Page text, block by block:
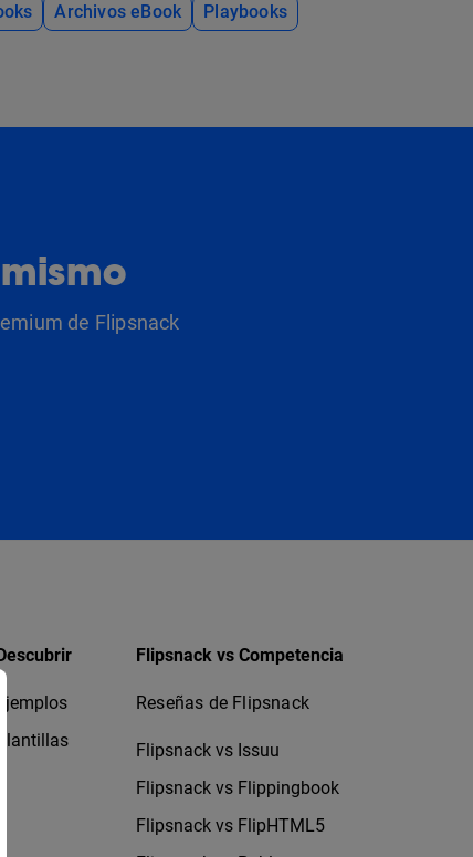
Archivos eBook
Playbooks
de Flipsnack
Ejemplos
Plantillas
Flipsnack vs Competencia
Reseñas de Flipsnack
Flipsnack vs Issuu
Flipsnack vs Flippingbook
Flipsnack vs FlipHTML5